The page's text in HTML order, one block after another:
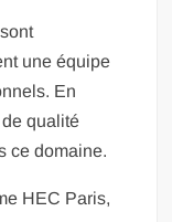
une équipe
En
qualité
ce domaine.
HEC Paris,